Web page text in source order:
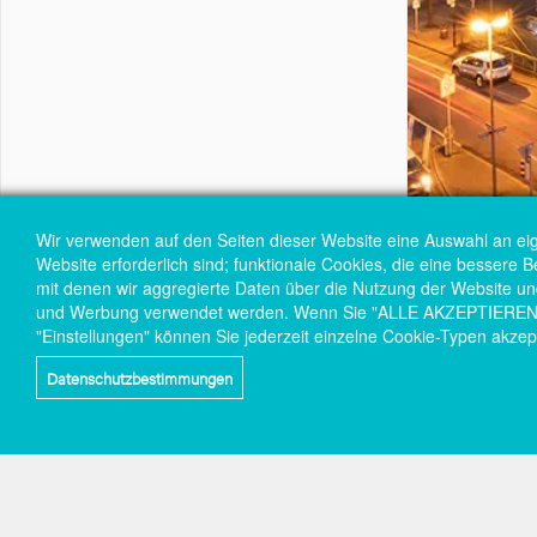
Social-
links
Wir verwenden auf den Seiten dieser Website eine Auswahl an
Website erforderlich sind; funktionale Cookies, die eine bessere
mit denen wir aggregierte Daten über die Nutzung der Website
und Werbung verwendet werden. Wenn Sie "ALLE
"Einstellungen" können Sie jederzeit einzelne Cookie-Typen
Datenschutzbestimmungen